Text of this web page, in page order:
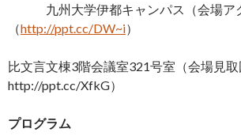
九州大学伊都キャンパス（会場ア
（http://ppt.cc/DW~i）
比文言文棟3階会議室321号室（会場見取
http://ppt.cc/XfkG）
プログラム